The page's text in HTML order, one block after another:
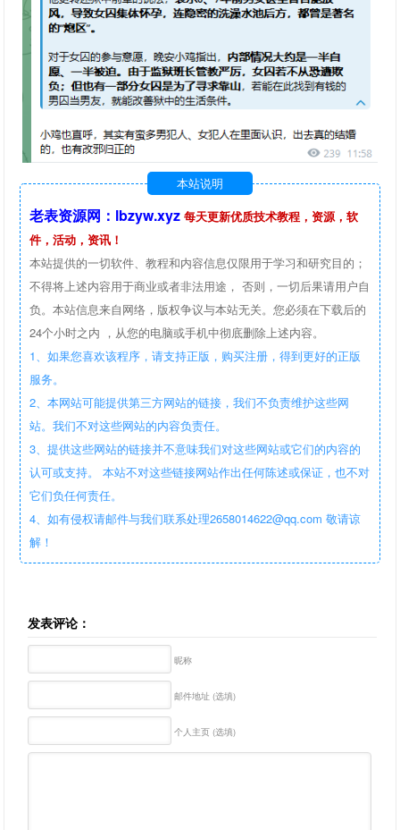
本站说明
老表资源网：lbzyw.xyz 每天更新优质技术教程，资源，软
件，活动，资讯！
本站提供的一切软件、教程和内容信息仅限用于学习和研究目的；
不得将上述内容用于商业或者非法用途， 否则，一切后果请用户自
负。本站信息来自网络，版权争议与本站无关。您必须在下载后的
24个小时之内 ，从您的电脑或手机中彻底删除上述内容。
1、如果您喜欢该程序，请支持正版，购买注册，得到更好的正版
服务。
2、本网站可能提供第三方网站的链接，我们不负责维护这些网
站。我们不对这些网站的内容负责任。
3、提供这些网站的链接并不意味我们对这些网站或它们的内容的
认可或支持。 本站不对这些链接网站作出任何陈述或保证，也不对
它们负任何责任。
4、如有侵权请邮件与我们联系处理2658014622@qq.com 敬请谅
解！
发表评论：
昵称
邮件地址 (选填)
个人主页 (选填)